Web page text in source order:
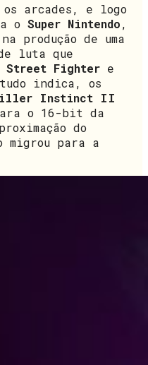
os arcades, e logo
o Super Nintendo,
produção de uma
luta que
Street Fighter e
indica, os
Instinct II
o 16-bit da
do
migrou para a